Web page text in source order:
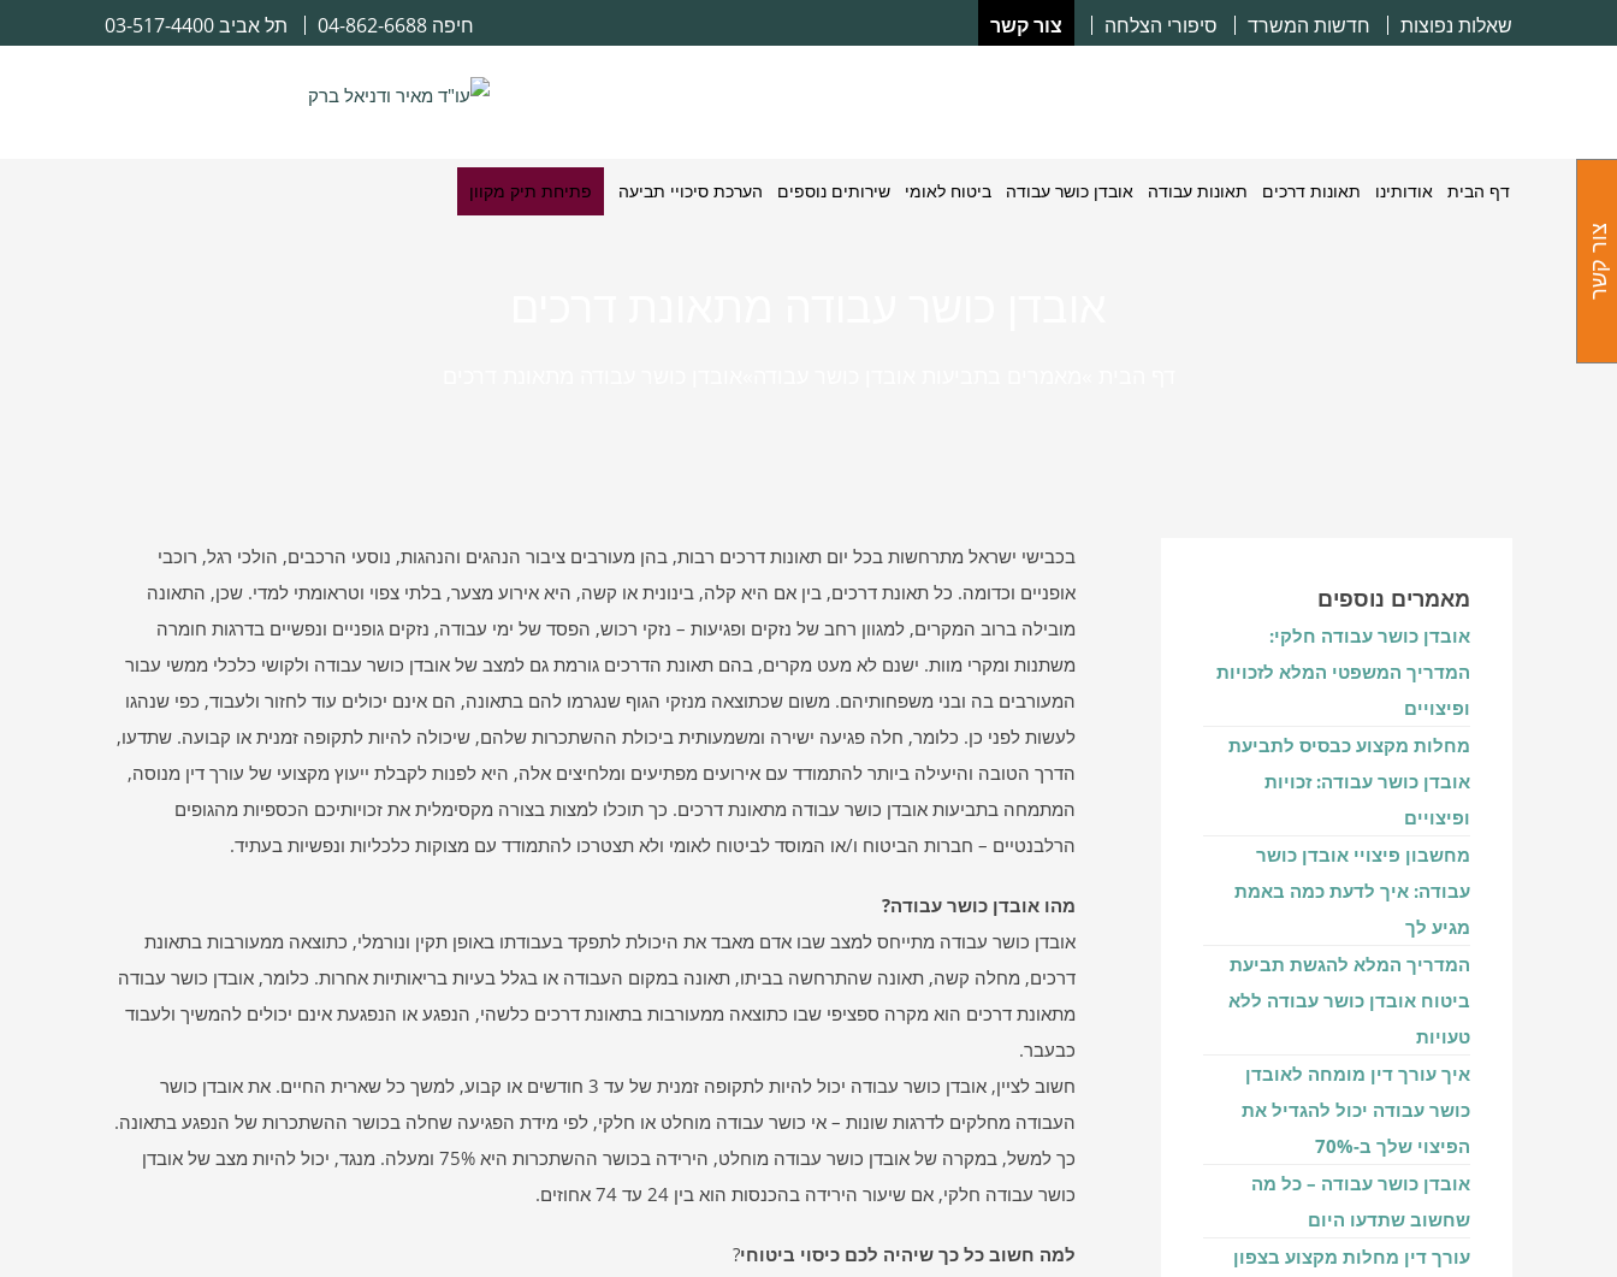
שאלות נפוצות חדשות המשרד סיפורי הצלחה צור קשר חיפה 04-862-6688 תל אביב03-517-4400
דף הבית אודותינו תאונות דרכים תאונות עבודה אובדן כושר עבודה ביטוח לאומי שירותים נוספים הערכת סיכויי תביעה פתיחת תיק מקוון
בכבישי ישראל מתרחשות בכל יום תאונות דרכים רבות, בהן מעורבים ציבור הנהגים והנהגות, נוסעי הרכבים, הולכי רגל, רוכבי
אופניים וכדומה. כל תאונת דרכים, בין אם היא קלה, בינונית או קשה, היא אירוע מצער, בלתי צפוי וטראומתי למדי. שכן, התאונה
מובילה ברוב המקרים, למגוון רחב של נזקים ופגיעות – נזקי רכוש, הפסד של ימי עבודה, נזקים גופניים ונפשיים בדרגות חומרה
משתנות ומקרי מוות. ישנם לא מעט מקרים, בהם תאונת הדרכים גורמת גם למצב של אובדן כושר עבודה ולקושי כלכלי ממשי עבור
המעורבים בה ובני משפחותיהם. משום שכתוצאה מנזקי הגוף שנגרמו להם בתאונה, הם אינם יכולים עוד לחזור ולעבוד, כפי שנהגו
לעשות לפני כן. כלומר, חלה פגיעה ישירה ומשמעותית ביכולת ההשתכרות שלהם, שיכולה להיות לתקופה זמנית או קבועה. שתדעו,
הדרך הטובה והיעילה ביותר להתמודד עם אירועים מפתיעים ומלחיצים אלה, היא לפנות לקבלת ייעוץ מקצועי של עורך דין מנוסה,
המתמחה בתביעות אובדן כושר עבודה מתאונת דרכים. כך תוכלו למצות בצורה מקסימלית את זכויותיכם הכספיות מהגופים
הרלבנטיים – חברות הביטוח ו/או המוסד לביטוח לאומי ולא תצטרכו להתמודד עם מצוקות כלכליות ונפשיות בעתיד.
מהו אובדן כושר עבודה?
אובדן כושר עבודה מתייחס למצב שבו אדם מאבד את היכולת לתפקד בעבודתו באופן תקין ונורמלי, כתוצאה ממעורבות בתאונת
דרכים, מחלה קשה, תאונה שהתרחשה בביתו, תאונה במקום העבודה או בגלל בעיות בריאותיות אחרות. כלומר, אובדן כושר עבודה
מתאונת דרכים הוא מקרה ספציפי שבו כתוצאה ממעורבות בתאונת דרכים כלשהי, הנפגע או הנפגעת אינם יכולים להמשיך ולעבוד
כבעבר.
חשוב לציין, אובדן כושר עבודה יכול להיות לתקופה זמנית של עד 3 חודשים או קבוע, למשך כל שארית החיים. את אובדן כושר
העבודה מחלקים לדרגות שונות – אי כושר עבודה מוחלט או חלקי, לפי מידת הפגיעה שחלה בכושר ההשתכרות של הנפגע בתאונה.
כך למשל, במקרה של אובדן כושר עבודה מוחלט, הירידה בכושר ההשתכרות היא 75% ומעלה. מנגד, יכול להיות מצב של אובדן
כושר עבודה חלקי, אם שיעור הירידה בהכנסות הוא בין 24 עד 74 אחוזים.
למה חשוב כל כך שיהיה לכם כיסוי ביטוחי?
מאמרים נוספים‎
אובדן כושר עבודה חלקי:
המדריך המשפטי המלא לזכויות
ופיצויים
מחלות מקצוע כבסיס לתביעת
אובדן כושר עבודה: זכויות
ופיצויים
מחשבון פיצויי אובדן כושר
עבודה: איך לדעת כמה באמת
מגיע לך
המדריך המלא להגשת תביעת
ביטוח אובדן כושר עבודה ללא
טעויות
איך עורך דין מומחה לאובדן
כושר עבודה יכול להגדיל את
הפיצוי שלך ב-70%
אובדן כושר עבודה – כל מה
שחשוב שתדעו היום
עורך דין מחלות מקצוע בצפון
צור קשר